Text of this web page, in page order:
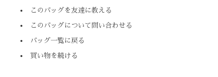
このバッグを友達に教える
このバッグについて問い合わせる
バッグ一覧に戻る
買い物を続ける